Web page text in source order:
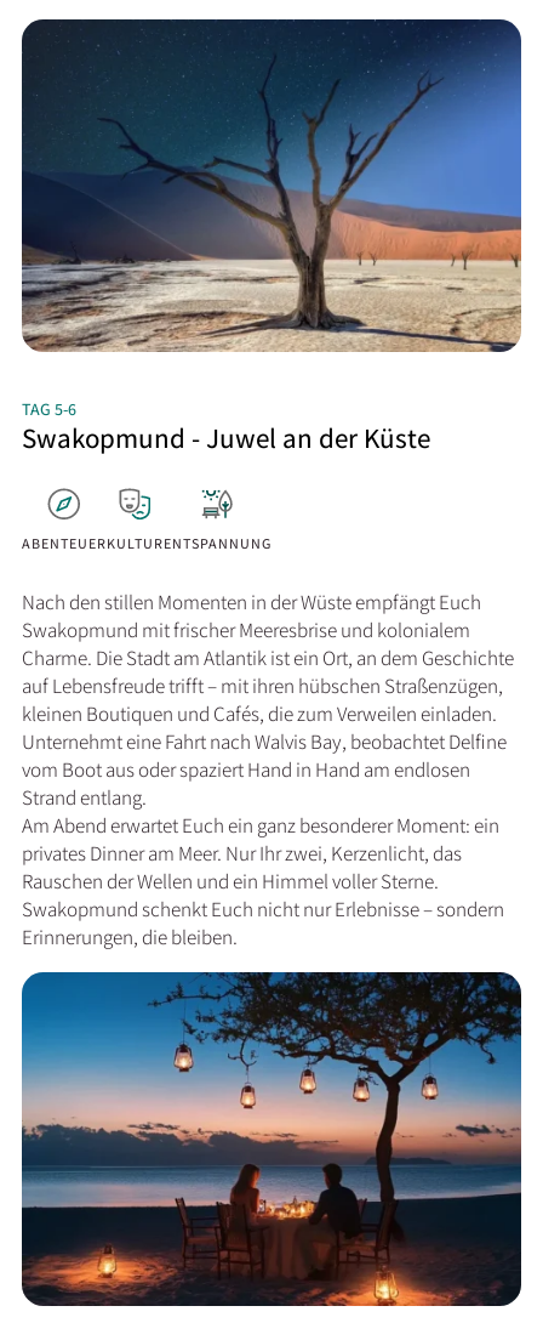
TAG 5-6
Swakopmund - Juwel an der Küste
ABENTEUERKULTURENTSPANNUNG
Nach den stillen Momenten in der Wüste empfängt Euch
Swakopmund mit frischer Meeresbrise und kolonialem
Charme. Die Stadt am Atlantik ist ein Ort, an dem Geschichte
auf Lebensfreude trifft – mit ihren hübschen Straßenzügen,
kleinen Boutiquen und Cafés, die zum Verweilen einladen.
Unternehmt eine Fahrt nach Walvis Bay, beobachtet Delfine
vom Boot aus oder spaziert Hand in Hand am endlosen
Strand entlang.
Am Abend erwartet Euch ein ganz besonderer Moment: ein
privates Dinner am Meer. Nur Ihr zwei, Kerzenlicht, das
Rauschen der Wellen und ein Himmel voller Sterne.
Swakopmund schenkt Euch nicht nur Erlebnisse – sondern
Erinnerungen, die bleiben.